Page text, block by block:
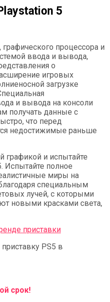
5
процессора и
ввода и вывода,
о
игровых
загрузке
и вывода на консоли
получать данные с
что перед
недостижимые раньше
графикой и испытайте
Испытайте полное
миры на
специальным
лучей, с которыми
новыми красками света,
приставки
PS5 в
срок!